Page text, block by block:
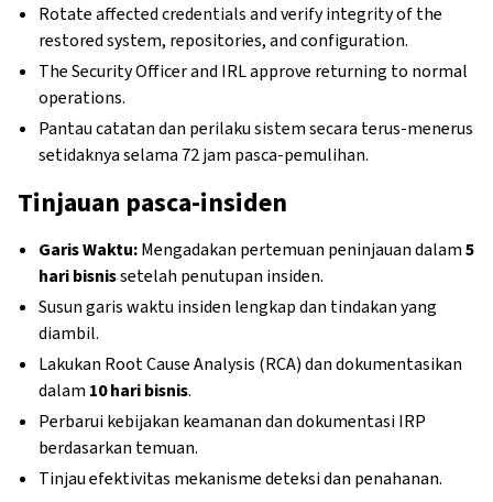
Rotate affected credentials and verify integrity of the
restored system, repositories, and configuration.
The Security Officer and IRL approve returning to normal
operations.
Pantau catatan dan perilaku sistem secara terus-menerus
setidaknya selama 72 jam pasca-pemulihan.
Tinjauan pasca-insiden
Garis Waktu:Mengadakan pertemuan peninjauan dalam5
hari bisnissetelah penutupan insiden.
Susun garis waktu insiden lengkap dan tindakan yang
diambil.
Lakukan Root Cause Analysis (RCA) dan dokumentasikan
dalam 10 hari bisnis.
Perbarui kebijakan keamanan dan dokumentasi IRP
berdasarkan temuan.
Tinjau efektivitas mekanisme deteksi dan penahanan.